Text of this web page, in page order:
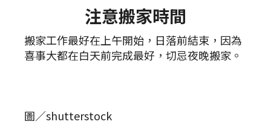
注意搬家時間
搬家工作最好在上午開始，日落前結束，因為
喜事大都在白天前完成最好，切忌夜晚搬家。
圖／shutterstock